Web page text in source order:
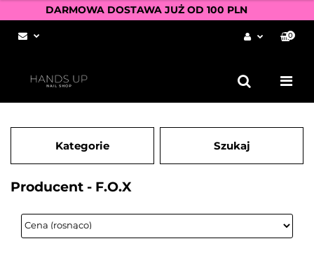
DARMOWA DOSTAWA JUŻ OD 100 PLN
Zarejestruj się
Dodaj zgłoszenie
0
Kategorie Szukaj
Producent - F.O.X